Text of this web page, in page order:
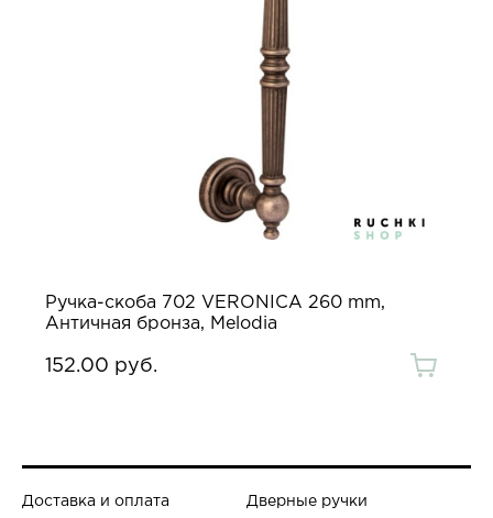
Ручка-скоба 702 VERONICA 260 mm,
Античная бронза, Melodia
152.00 руб.
Доставка и оплата Дверные ручки